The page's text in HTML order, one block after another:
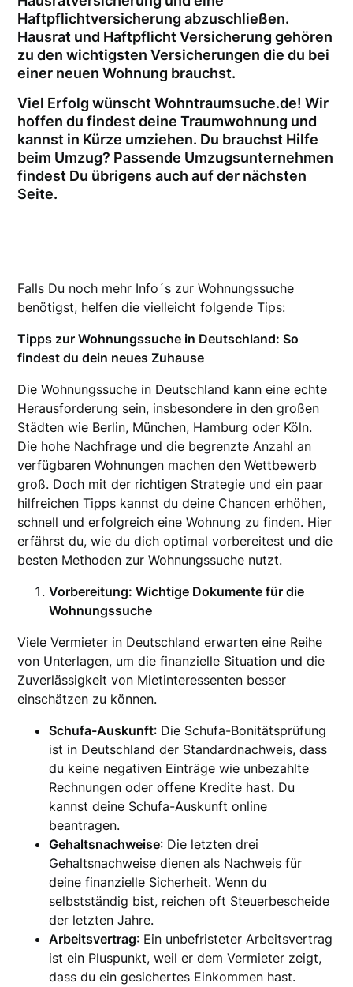
Haftpflichtversicherung abzuschließen.
Hausrat und Haftpflicht Versicherung gehören
zu den wichtigsten Versicherungen die du bei
einer neuen Wohnung brauchst.
Viel Erfolg wünscht Wohntraumsuche.de! Wir
hoffen du findest deine Traumwohnung und
kannst in Kürze umziehen. Du brauchst Hilfe
beim Umzug? Passende Umzugsunternehmen
findest Du übrigens auch auf der nächsten
Seite.
Falls Du noch mehr Info´s zur Wohnungssuche
benötigst, helfen die vielleicht folgende Tips:
Tipps zur Wohnungssuche in Deutschland: So
findest du dein neues Zuhause
Die Wohnungssuche in Deutschland kann eine echte
Herausforderung sein, insbesondere in den großen
Städten wie Berlin, München, Hamburg oder Köln.
Die hohe Nachfrage und die begrenzte Anzahl an
verfügbaren Wohnungen machen den Wettbewerb
groß. Doch mit der richtigen Strategie und ein paar
hilfreichen Tipps kannst du deine Chancen erhöhen,
schnell und erfolgreich eine Wohnung zu finden. Hier
erfährst du, wie du dich optimal vorbereitest und die
besten Methoden zur Wohnungssuche nutzt.
Vorbereitung: Wichtige Dokumente für die
Wohnungssuche
Viele Vermieter in Deutschland erwarten eine Reihe
von Unterlagen, um die finanzielle Situation und die
Zuverlässigkeit von Mietinteressenten besser
einschätzen zu können.
Schufa-Auskunft: Die Schufa-Bonitätsprüfung
ist in Deutschland der Standardnachweis, dass
du keine negativen Einträge wie unbezahlte
Rechnungen oder offene Kredite hast. Du
kannst deine Schufa-Auskunft online
beantragen.
Gehaltsnachweise: Die letzten drei
Gehaltsnachweise dienen als Nachweis für
deine finanzielle Sicherheit. Wenn du
selbstständig bist, reichen oft Steuerbescheide
der letzten Jahre.
Arbeitsvertrag: Ein unbefristeter Arbeitsvertrag
ist ein Pluspunkt, weil er dem Vermieter zeigt,
dass du ein gesichertes Einkommen hast.